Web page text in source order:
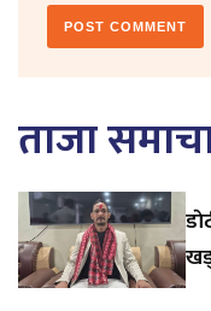
ताजा